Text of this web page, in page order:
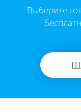
Выберите